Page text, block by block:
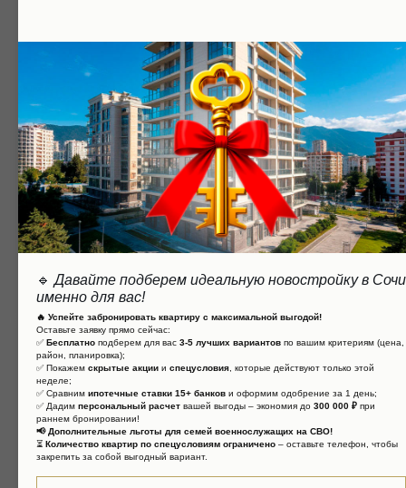
архитектурном стиле. Это делает ГК
Benefit Rosa Khutor привлекательным
для людей, которые ценят эстетику.
Развитая инфраструктура
На территории ГК Benefit Rosa Khutor
есть все необходимое для комфортной
жизни: бассейн, детская площадка,
парковка и т.д.
Благоустроенная
территория
Территория ГК Benefit Rosa Khutor
благоустроена и озеленена.
🔹Давайте подберем идеальную новостройку в Сочи
именно для вас!
🔥 Успейте забронировать квартиру с максимальной выгодой!
Оставьте заявку прямо сейчас:
✅Бесплатно подберем для вас 3-5 лучших вариантов по вашим критериям (цена,
район, планировка);
✅ Покажем скрытые акции и спецусловия , которые действуют только этой
неделе;
✅ Сравним ипотечные ставки 15+ банков и оформим одобрение за 1 день;
✅ Дадим персональный расчет вашей выгоды – экономия до 300 000 ₽ при
раннем бронировании!
📢 Дополнительные льготы для семей военнослужащих на СВО!
⏳ Количество квартир по спецусловиям ограничено – оставьте телефон, чтобы
закрепить за собой выгодный вариант.